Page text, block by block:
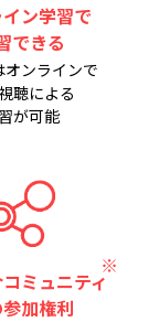
ン学習で
できる
オンラインで
聴による
が可能
ミュニティ
加権利